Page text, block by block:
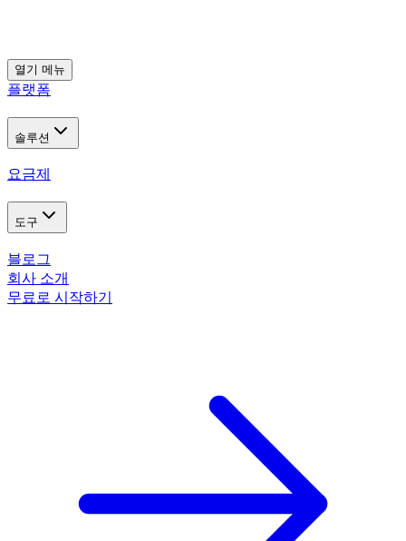
열기 메뉴
플랫폼
솔루션
요금제
도구
블로그
회사 소개
무료로 시작하기